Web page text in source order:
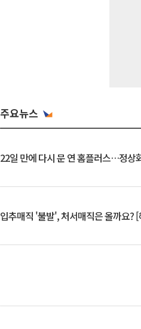
주요뉴스
22일 만에 다시 문 연 홈플러스…정상
입추매직 '불발', 처서매직은 올까요?